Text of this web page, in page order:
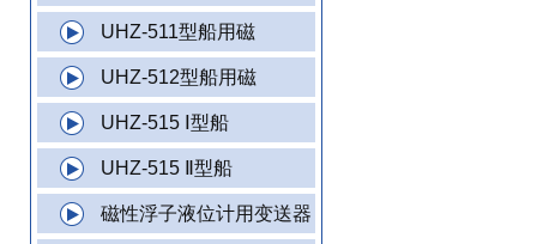
UHZ-511型船用磁
UHZ-512型船用磁
UHZ-515 Ⅰ型船
UHZ-515 Ⅱ型船
磁性浮子液位计用变送器